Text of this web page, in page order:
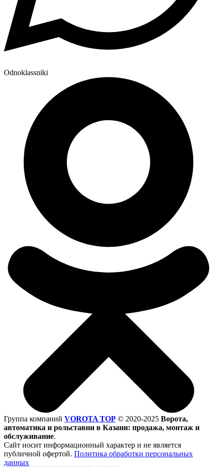
Odnoklassniki
Группа компаний VOROTA TOP © 2020-2025 Ворота,
автоматика и рольставни в Казани: продажа, монтаж и
обслуживание.
Сайт носит информационный характер и не является
публичной офертой. Политика обработки персональных
данных